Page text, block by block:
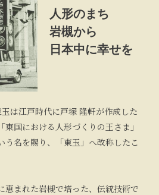
人形のまち
岩槻から
日本中に幸せを
は江戸時代に戸塚 隆軒が作成した
国における人形づくりの王さま」
う名を賜り、「東玉」へ改称したこ
恵まれた岩槻で培った、伝統技術で